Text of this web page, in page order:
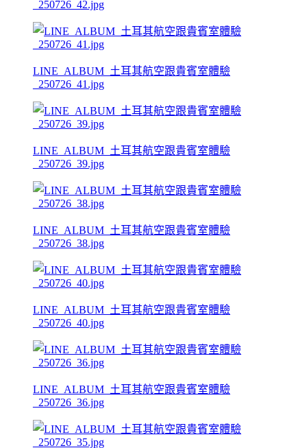
_250726_42.jpg
LINE_ALBUM_土耳其航空跟貴賓室體驗
_250726_41.jpg
LINE_ALBUM_土耳其航空跟貴賓室體驗
_250726_39.jpg
LINE_ALBUM_土耳其航空跟貴賓室體驗
_250726_38.jpg
LINE_ALBUM_土耳其航空跟貴賓室體驗
_250726_40.jpg
LINE_ALBUM_土耳其航空跟貴賓室體驗
_250726_36.jpg